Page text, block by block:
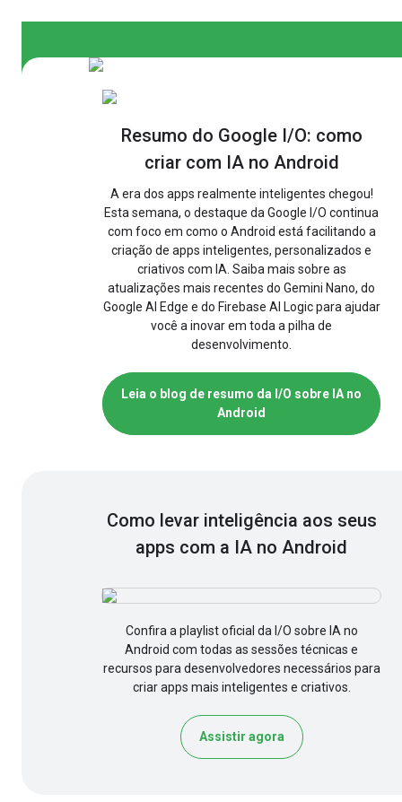
Resumo do Google I/O: como
criar com IA no Android
A era dos apps realmente inteligentes chegou!
Esta semana, o destaque da Google I/O continua
com foco em como o Android está facilitando a
criação de apps inteligentes, personalizados e
criativos com IA. Saiba mais sobre as
atualizações mais recentes do Gemini Nano, do
Google AI Edge e do Firebase AI Logic para ajudar
você a inovar em toda a pilha de
desenvolvimento.
Leia o blog de resumo da I/O sobre IA no
Android
Como levar inteligência aos seus
apps com a IA no Android
Confira a playlist oficial da I/O sobre IA no
Android com todas as sessões técnicas e
recursos para desenvolvedores necessários para
criar apps mais inteligentes e criativos.
Assistir agora